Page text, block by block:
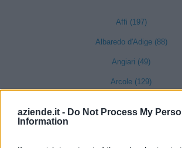
aziende.it - Do Not Process My
Information
Affi (197)
Albaredo d'Adige (88)
Angiari (49)
Arcole (129)